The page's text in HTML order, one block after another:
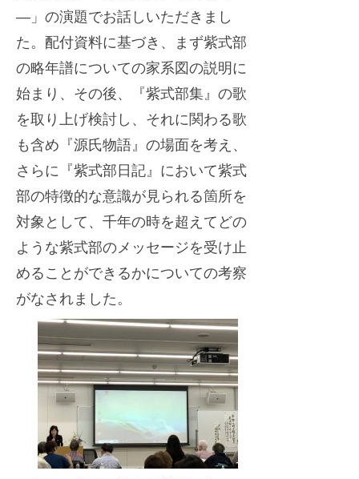
―」の演題でお話しいただきまし
た。配付資料に基づき、まず紫式部
の略年譜についての家系図の説明に
始まり、その後、『紫式部集』の歌
を取り上げ検討し、それに関わる歌
も含め『源氏物語』の場面を考え、
さらに『紫式部日記』において紫式
部の特徴的な意識が見られる箇所を
対象として、千年の時を超えてどの
ような紫式部のメッセージを受け止
めることができるかについての考察
がなされました。